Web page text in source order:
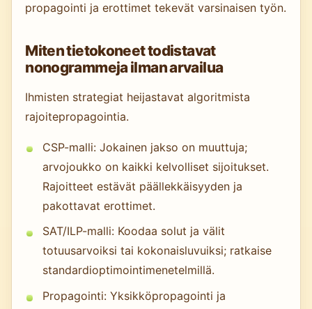
propagointi ja erottimet tekevät varsinaisen työn.
Miten tietokoneet todistavat
nonogrammeja ilman arvailua
Ihmisten strategiat heijastavat algoritmista
rajoitepropagointia.
CSP-malli: Jokainen jakso on muuttuja;
arvojoukko on kaikki kelvolliset sijoitukset.
Rajoitteet estävät päällekkäisyyden ja
pakottavat erottimet.
SAT/ILP-malli: Koodaa solut ja välit
totuusarvoiksi tai kokonaisluvuiksi; ratkaise
standardioptimointimenetelmillä.
Propagointi: Yksikköpropagointi ja